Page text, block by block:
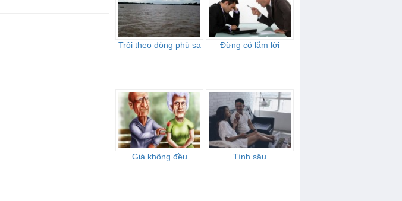
Trôi theo dòng phù sa Đừng có lắm lời
Già không đều Tình sâu